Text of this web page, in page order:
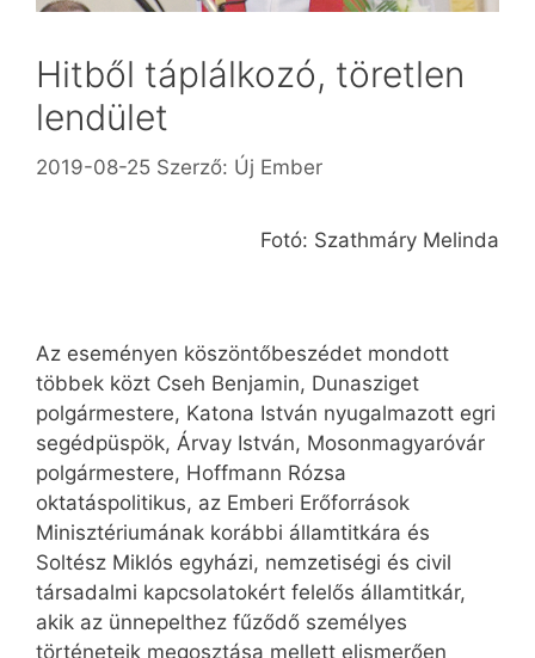
Hitből táplálkozó, töretlen
lendület
2019-08-25 Szerző: Új Ember
Fotó: Szathmáry Melinda
Az eseményen köszöntőbeszédet mondott
többek közt Cseh Benjamin, Dunasziget
polgármestere, Katona István nyugalmazott egri
segédpüspök, Árvay István, Mosonmagyaróvár
polgármestere, Hoffmann Rózsa
oktatáspolitikus, az Emberi Erőforrások
Minisztériumának korábbi államtitkára és
Soltész Miklós egyházi, nemzetiségi és civil
társadalmi kapcsolatokért felelős államtitkár,
akik az ünnepelthez fűződő személyes
történeteik megosztása mellett elismerően